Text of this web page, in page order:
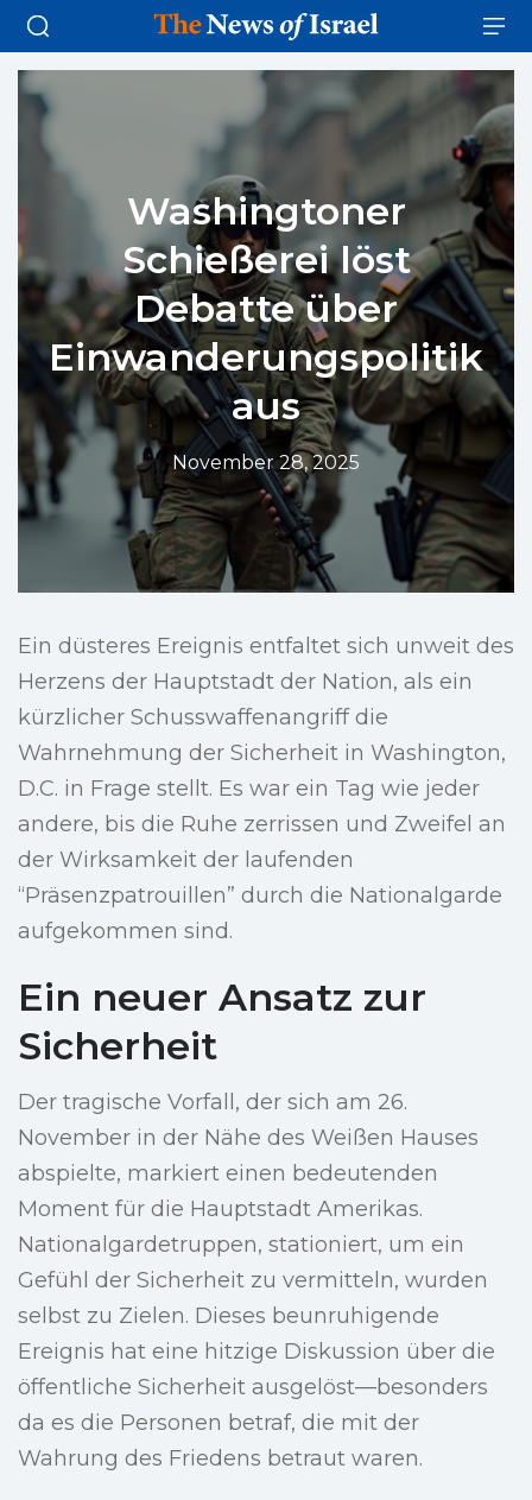
Washingtoner
Schießerei löst
Debatte über
Einwanderungspolitik
aus
November 28, 2025
Ein düsteres Ereignis entfaltet sich unweit des
Herzens der Hauptstadt der Nation, als ein
kürzlicher Schusswaffenangriff die
Wahrnehmung der Sicherheit in Washington,
D.C. in Frage stellt. Es war ein Tag wie jeder
andere, bis die Ruhe zerrissen und Zweifel an
der Wirksamkeit der laufenden
“Präsenzpatrouillen” durch die Nationalgarde
aufgekommen sind.
Ein neuer Ansatz zur
Sicherheit
Der tragische Vorfall, der sich am 26.
November in der Nähe des Weißen Hauses
abspielte, markiert einen bedeutenden
Moment für die Hauptstadt Amerikas.
Nationalgardetruppen, stationiert, um ein
Gefühl der Sicherheit zu vermitteln, wurden
selbst zu Zielen. Dieses beunruhigende
Ereignis hat eine hitzige Diskussion über die
öffentliche Sicherheit ausgelöst—besonders
da es die Personen betraf, die mit der
Wahrung des Friedens betraut waren.